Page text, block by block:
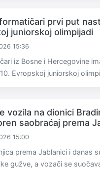
prvi put
juniorskoj olimpijadi
15:36
iz Bosne i Hercegovine
Evropskoj juniorskoj
vozila na dionici
saobraćaj prema
15:00
prema Jablanici i danas
gužve, a vozači se